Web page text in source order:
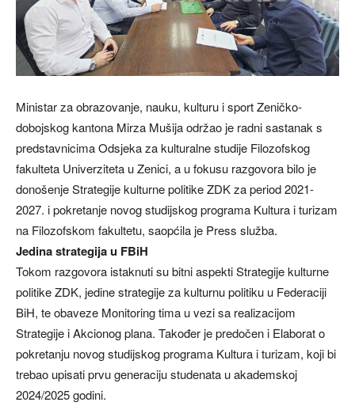
Ministar za obrazovanje, nauku, kulturu i sport Zeničko-
dobojskog kantona Mirza Mušija održao je radni sastanak s
predstavnicima Odsjeka za kulturalne studije Filozofskog
fakulteta Univerziteta u Zenici, a u fokusu razgovora bilo je
donošenje Strategije kulturne politike ZDK za period 2021-
2027. i pokretanje novog studijskog programa Kultura i turizam
na Filozofskom fakultetu, saopćila je Press služba.
Jedina strategija u FBiH
Tokom razgovora istaknuti su bitni aspekti Strategije kulturne
politike ZDK, jedine strategije za kulturnu politiku u Federaciji
BiH, te obaveze Monitoring tima u vezi sa realizacijom
Strategije i Akcionog plana. Također je predočen i Elaborat o
pokretanju novog studijskog programa Kultura i turizam, koji bi
trebao upisati prvu generaciju studenata u akademskoj
2024/2025 godini.